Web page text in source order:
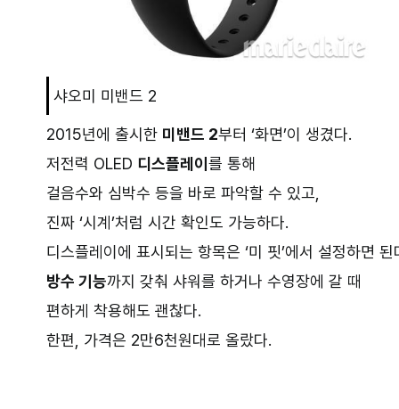
샤오미 미밴드 2
2015년에 출시한 미밴드 2부터 ‘화면’이 생겼다.
저전력 OLED 디스플레이 를 통해
걸음수와 심박수 등을 바로 파악할 수 있고,
진짜 ‘시계’처럼 시간 확인도 가능하다.
디스플레이에 표시되는 항목은 ‘미 핏’에서 설정하면 된
방수 기능까지 갖춰 샤워를 하거나 수영장에 갈 때
편하게 착용해도 괜찮다.
한편, 가격은 2만6천원대로 올랐다.